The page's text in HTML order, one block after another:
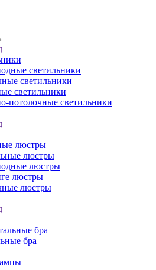
светильники
светильники
светильники
потолочные светильники
люстры
люстры
люстры
люстры
люстры
бра
бра